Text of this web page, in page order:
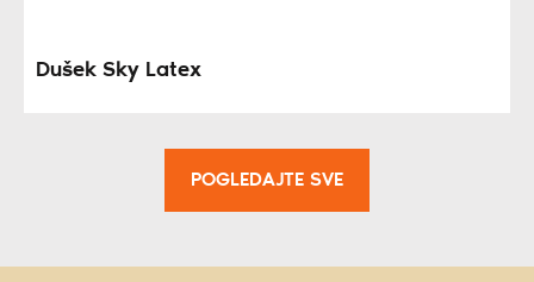
Dušek Sky Latex
POGLEDAJTE SVE